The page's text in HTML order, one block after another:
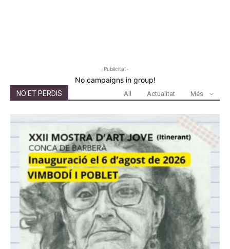
-Publicitat-
No campaigns in group!
NO ET PERDIS All Actualitat Més